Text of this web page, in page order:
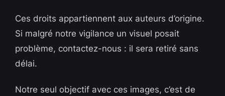
Ces droits appartiennent aux auteurs d’origine.
Si malgré notre vigilance un visuel posait
problème, contactez-nous : il sera retiré sans
délai.
Notre seul objectif avec ces images, c’est de